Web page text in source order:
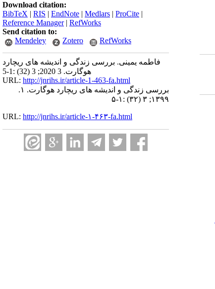
Download citation:
BibTeX | RIS | EndNote | Medlars | ProCite |
Reference Manager| RefWorks
Send citation to:
Mendeley
Zotero RefWorks
فاطمه یمینی. بررسی زندگی و اندیشه های ریچارد
هوگارت. 3 2020; 3 (32) :1-5
URL: http://jnrihs.ir/article-1-463-fa.html
بررسی زندگی و اندیشه های ریچارد هوگارت. ۱.
۱۳۹۹; ۳ (۳۲) :۱-۵
URL: http://jnrihs.ir/article-۱-۴۶۳-fa.html